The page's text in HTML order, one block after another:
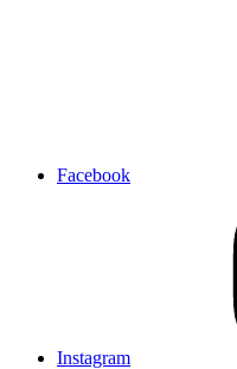
Facebook
Instagram